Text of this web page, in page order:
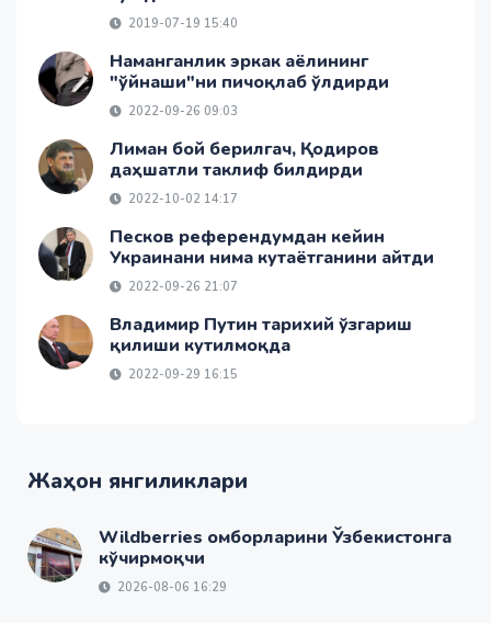
2019-07-19 15:40
Наманганлик эркак аёлининг
"ўйнаши"ни пичоқлаб ўлдирди
2022-09-26 09:03
Лиман бой берилгач, Қодиров
даҳшатли таклиф билдирди
2022-10-02 14:17
Песков референдумдан кейин
Украинани нима кутаётганини айтди
2022-09-26 21:07
Владимир Путин тарихий ўзгариш
қилиши кутилмоқда
2022-09-29 16:15
Жаҳон янгиликлари
Wildberries омборларини Ўзбекистонга
кўчирмоқчи
2026-08-06 16:29